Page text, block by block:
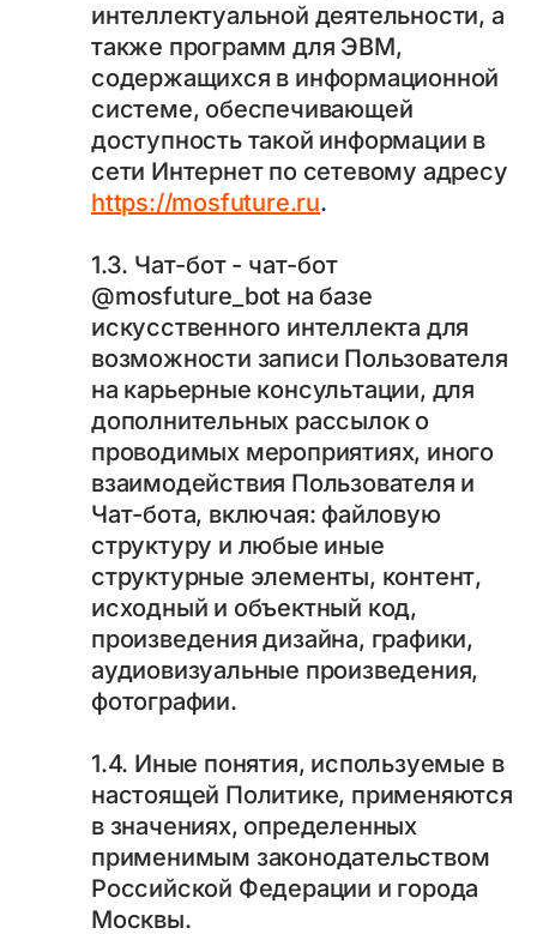
интеллектуальной деятельности, а
также программ для ЭВМ,
содержащихся в информационной
системе, обеспечивающей
доступность такой информации в
сети Интернет по сетевому адресу
https://mosfuture.ru.
1.3. Чат-бот - чат-бот
@mosfuture_bot на базе
искусственного интеллекта для
возможности записи Пользователя
на карьерные консультации, для
дополнительных рассылок о
проводимых мероприятиях, иного
взаимодействия Пользователя и
Чат-бота, включая: файловую
структуру и любые иные
структурные элементы, контент,
исходный и объектный код,
произведения дизайна, графики,
аудиовизуальные произведения,
фотографии.
1.4. Иные понятия, используемые в
настоящей Политике, применяются
в значениях, определенных
применимым законодательством
Российской Федерации и города
Москвы.